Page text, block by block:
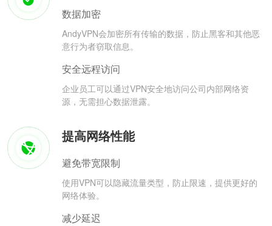
数据加密
AndyVPN会加密所有传输的数据，防止黑客和其他恶
意行为者窃取信息。
安全远程访问
企业员工可以通过VPN安全地访问公司内部网络资
源，无需担心数据泄露。
提高网络性能
避免带宽限制
使用VPN可以隐藏流量类型，防止限速，提供更好的
网络体验。
减少延迟